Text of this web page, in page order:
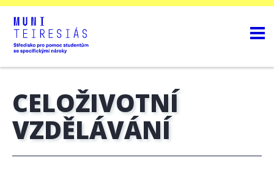
CELOŽIVOTNÍ
VZDĚLÁVÁNÍ